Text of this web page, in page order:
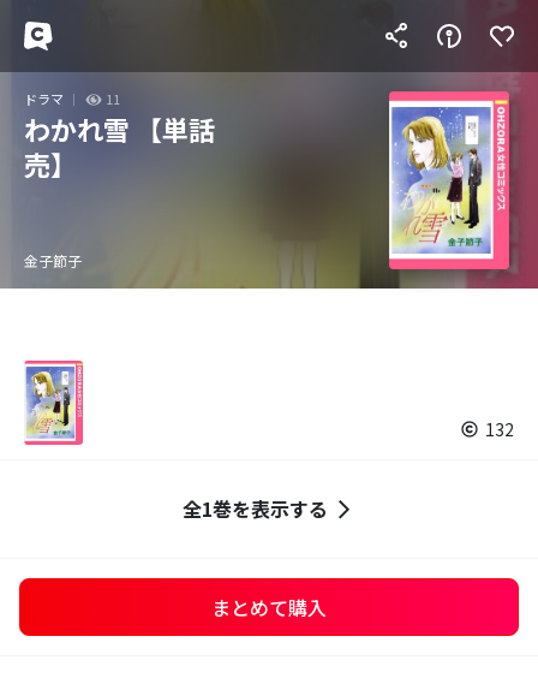
ドラマ 11
わかれ雪 【単話
売】
金子節子
132
全1巻を表示する
まとめて購入